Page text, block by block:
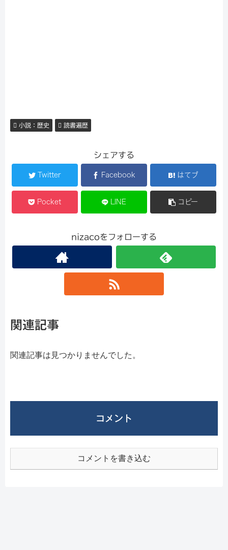
小説：歴史 読書遍歴
シェアする
Twitter Facebook はてブ
Pocket LINE コピー
nizacoをフォローする
関連記事
関連記事は見つかりませんでした。
コメント
コメントを書き込む